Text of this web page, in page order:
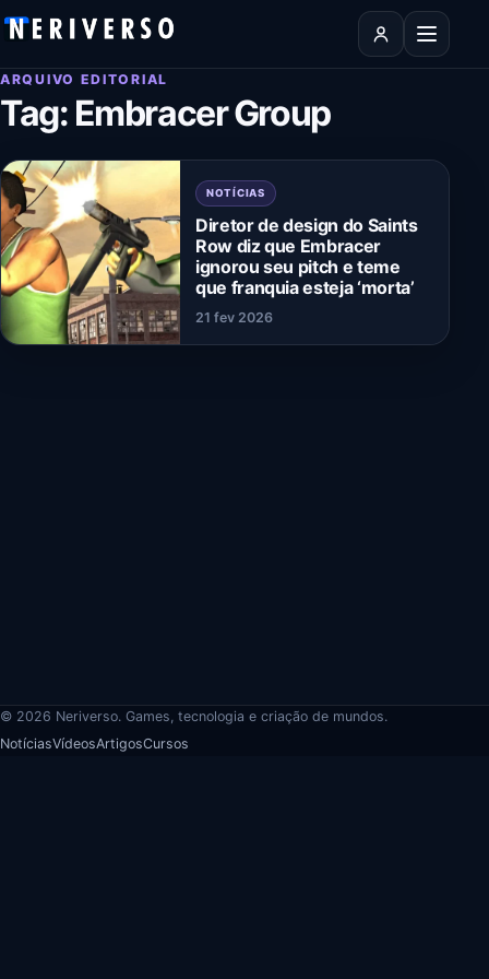
Pular para o conteúdo
Abrir
ARQUIVO EDITORIAL
Tag: Embracer Group
NOTÍCIAS
Diretor de design do Saints
Row diz que Embracer
ignorou seu pitch e teme
que franquia esteja ‘morta’
21 fev 2026
© 2026 Neriverso. Games, tecnologia e criação de mundos.
NotíciasVídeosArtigosCursos